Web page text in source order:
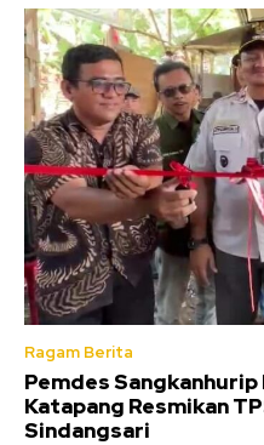
Ragam Berita
Pemdes Sangkanhurip
Katapang Resmikan
Sindangsari